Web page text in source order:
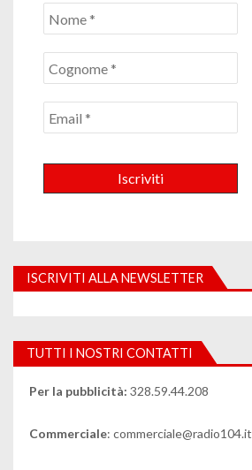
ISCRIVITI ALLA NEWSLETTER
TUTTI I NOSTRI CONTATTI
Per la pubblicità: 328.59.44.208
Commerciale: commerciale@radio104.it